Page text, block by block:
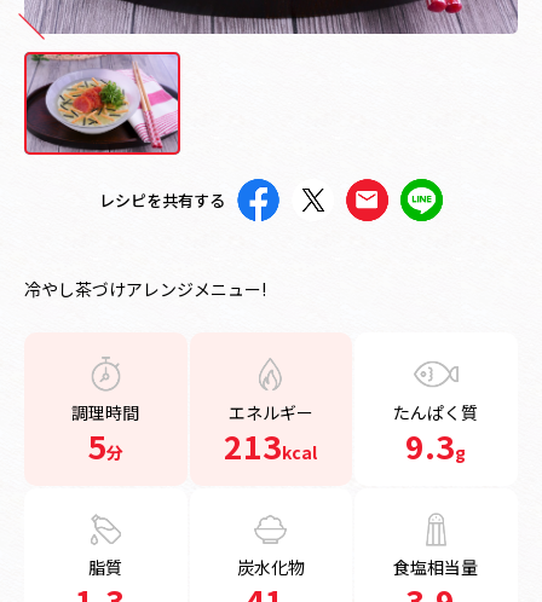
レシピを共有する
冷やし茶づけアレンジメニュー!
調理時間
5分
エネルギー
213kcal
たんぱく質
9.3g
脂質 炭水化物 食塩相当量